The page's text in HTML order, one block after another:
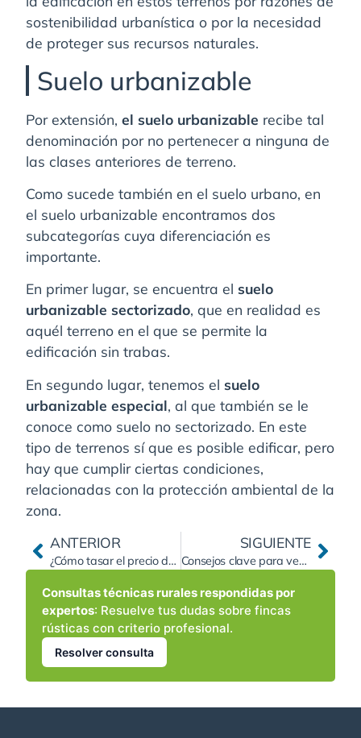
sostenibilidad urbanística o por la necesidad
de proteger sus recursos naturales.
Suelo urbanizable
Por extensión, el suelo urbanizable recibe tal
denominación por no pertenecer a ninguna de
las clases anteriores de terreno.
Como sucede también en el suelo urbano, en
el suelo urbanizable encontramos dos
subcategorías cuya diferenciación es
importante.
En primer lugar, se encuentra el suelo
urbanizable sectorizado, que en realidad es
aquél terreno en el que se permite la
edificación sin trabas.
En segundo lugar, tenemos el suelo
urbanizable especial, al que también se le
conoce como suelo no sectorizado. En este
tipo de terrenos sí que es posible edificar, pero
hay que cumplir ciertas condiciones,
relacionadas con la protección ambiental de la
zona.
ANTERIOR
¿Cómo tasar el precio de una finca rústica?
SIGUIENTE
Consejos clave para vender una finca rápido
Consultas técnicas rurales respondidas por
expertos: Resuelve tus dudas sobre fincas
rústicas con criterio profesional.
Resolver consulta